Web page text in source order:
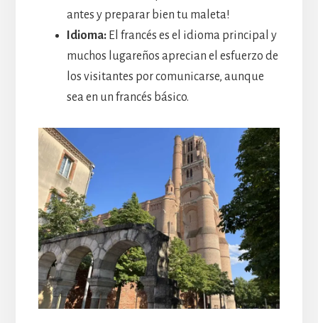
antes y preparar bien tu maleta!
Idioma:El francés es el idioma principal y
muchos lugareños aprecian el esfuerzo de
los visitantes por comunicarse, aunque
sea en un francés básico.